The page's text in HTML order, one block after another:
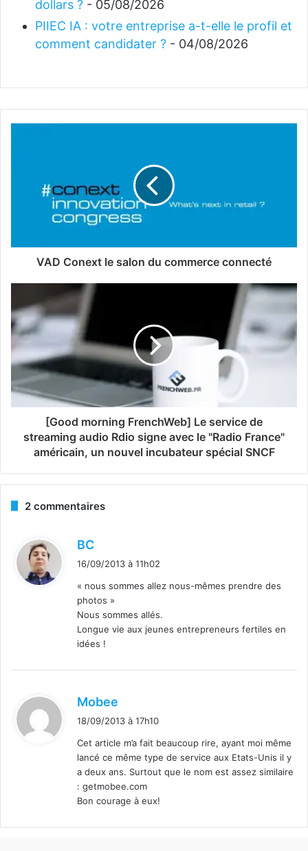
dollars ? - 05/08/2026
PIIEC IA : votre entreprise a-t-elle le profil et
comment candidater ? - 04/08/2026
VAD Conext le salon du commerce connecté
[Good morning FrenchWeb] Le service de
streaming audio Rdio signe avec le "Radio France"
américain, un nouvel incubateur spécial SNCF
2 commentaires
BC
:
16/09/2013 à 11h02
« nous sommes allez nous-mêmes prendre des
photos »
Nous sommes allés.
Longue vie aux jeunes entrepreneurs fertiles en
idées !
Mobee
:
18/09/2013 à 17h10
Cet article m’a fait beaucoup rire, ayant moi même
lancé ce même type de service aux Etats-Unis il y
a deux ans. Surtout que le nom est assez similaire
: getmobee.com
Bon courage à eux!